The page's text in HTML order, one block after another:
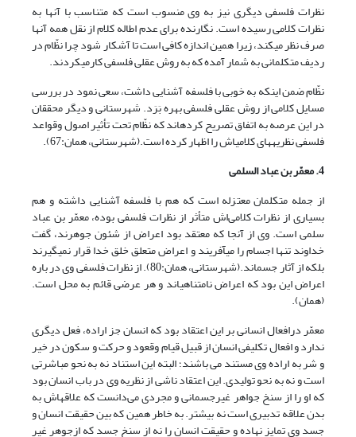
نظرات فلسفی دیگری نیز به وی منسوب است که متناسب با آنها به
نظرات کلامی رسیده است. نگارنده برای عدم اطاله کلام از نقل همه آنها
صرف نظر می­کند، زیرا همین اندازه کافی است تا آشکار شود چرا نظّام در
ردیف متکلمانی به شمار آمده که به روش عقلی فلسفی کارمی­کردند.
نظّام ضمن اینکه به خوبی با فلسفه آشنایی داشت، سعی نمود در بررسی
مسایل کلامی از روش عقلی فلسفی بهره بَرَد. شهرستانی و دیگر محققان
در این عرصه به اتفاق تصریح کرده­اند که نظّام تحت تأثیر اصول وقواعد
فلسفی نظریه­های کلامی­اش را اظهار کرده است.(شهرستانی، همان:67).
4. معمّر بن عباد السلمی
از جمله متکلمان معتزله است که هم با فلسفه آشنایی داشته و هم
بسیاری از نظرات کلامی‌اش متأثر از نظرات فلسفی بوده، معمّر بن عباد
سلمی است. وی از آنجا که معتقد بود اعراض از شئون جوهرند، گفت
خداوند تنها اجسام را می­آفریند و اعراض متعلق خلق خدا قرار نمی­گیرند
بلکه از آثار جسم­اند.(شهرستانی، همان:80). از نظرات فلسفی وی در باره
اعراض این بود که اعراض نامتناهی­اند و هر عرضی قائم به محل است.
(همان).
معمّر درافعال انسانی بر این اعتقاد بود که انسان جز اراده، فعل دیگری
ندارد و افعال تکلیفی انسان از قبیل قیام وقعود و حرکت و سکون در خیر
و شر به اراده وی مستند می باشند؛ البته این استناد نه به نحو مباشرتی
است و نه به نحو تولیدی. این اعتقاد ناشی از نظریه وی در باب انسان بود
که او را از سنخ جواهر غیرجسمانی و مجردی می‌دانست که علاقه­اش به
بدن علاقه تدبیری است نه بیشتر. به خاطر همین که بین حقیقت انسان و
جسد وی تمایز نهاده و حقیقت انسان را نه از سنخ جسد که ازجوهر غیر